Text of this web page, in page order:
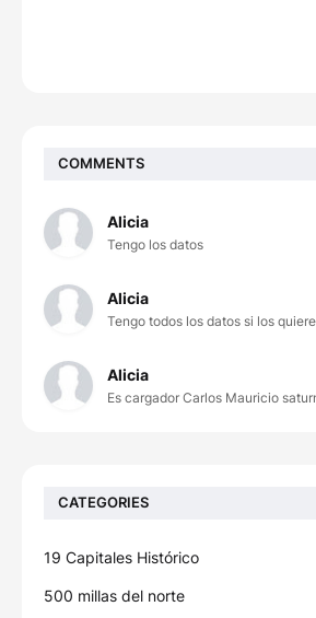
COMMENTS
Alicia
Tengo los datos
Alicia
Tengo todos los datos si los quiere
Alicia
Es cargador Carlos Mauricio
CATEGORIES
19 Capitales Histórico
500 millas del norte